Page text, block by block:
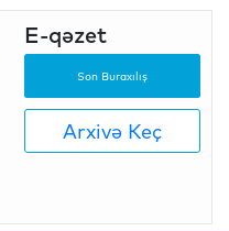
E-qəzet
Son Buraxılış
Arxivə Keç